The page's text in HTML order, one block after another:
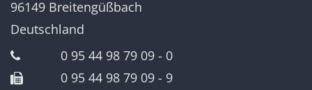
96149 Breitengüßbach
Deutschland
0 95 44 98 79 09 - 0
0 95 44 98 79 09 - 9